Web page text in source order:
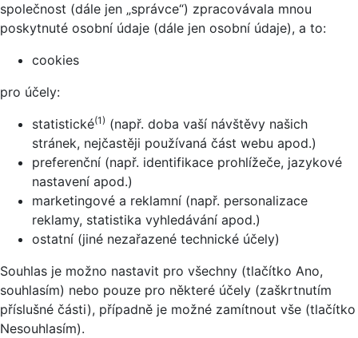
společnost (dále jen „správce“) zpracovávala mnou
poskytnuté osobní údaje (dále jen osobní údaje), a to:
cookies
pro účely:
statistické(1) (např. doba vaší návštěvy našich
stránek, nejčastěji používaná část webu apod.)
preferenční (např. identifikace prohlížeče, jazykové
nastavení apod.)
marketingové a reklamní (např. personalizace
reklamy, statistika vyhledávání apod.)
ostatní (jiné nezařazené technické účely)
Souhlas je možno nastavit pro všechny (tlačítko Ano,
souhlasím) nebo pouze pro některé účely (zaškrtnutím
příslušné části), případně je možné zamítnout vše (tlačítko
Nesouhlasím).